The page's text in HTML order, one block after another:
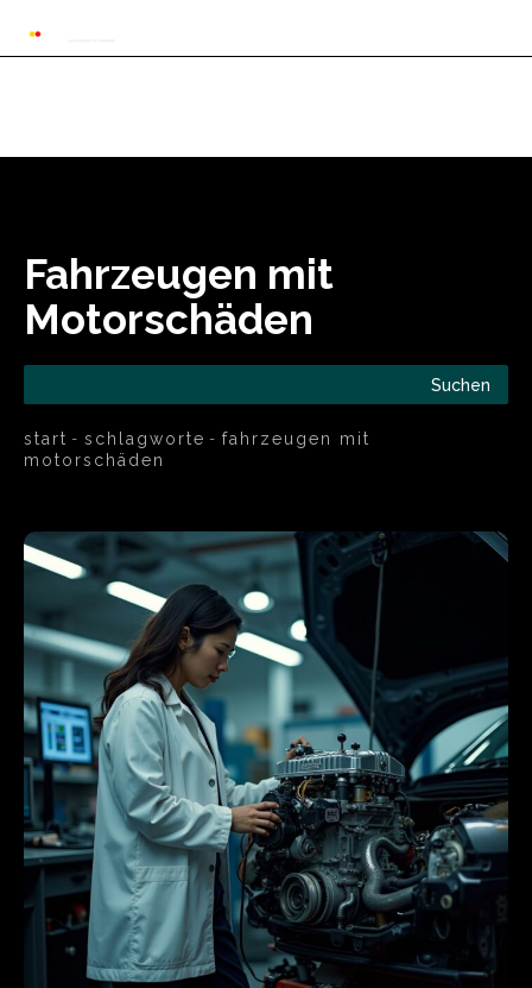
Fahrzeugen mit
Motorschäden
Suchen
start schlagworte
fahrzeugen mit
motorschäden